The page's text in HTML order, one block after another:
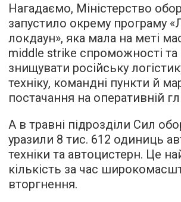
Нагадаємо, Міністерство
запустило окрему програму
локдаун», яка мала на меті
middle strike спроможності
знищувати російську
техніку, командні пункти й
постачання на оперативній
А в травні підрозділи Сил
уразили 8 тис. 612 одиниць
техніки та автоцистерн. Це
кількість за час
вторгнення.